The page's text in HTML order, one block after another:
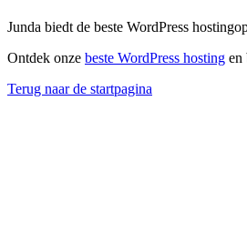
Junda biedt de beste WordPress
Ontdek onze beste WordPress hosting en
Terug naar de startpagina